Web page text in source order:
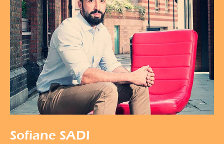
Sofiane SADI